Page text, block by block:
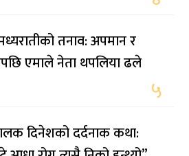
तनाव: अपमान र
एमाले नेता थपलिया ढले
५
दिनेशको दर्दनाक कथा: